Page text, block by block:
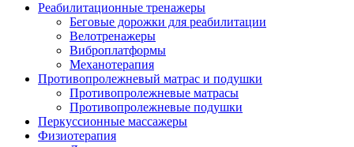
Реабилитационные тренажеры
Беговые дорожки для реабилитации
Велотренажеры
Виброплатформы
Механотерапия
Противопролежневый матрас и подушки
Противопролежневые матрасы
Противопролежневые подушки
Перкуссионные массажеры
Физиотерапия